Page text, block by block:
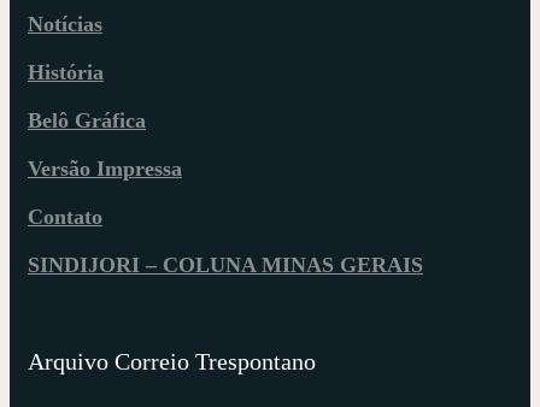
Notícias
História
Belô Gráfica
Versão Impressa
Contato
SINDIJORI – COLUNA MINAS GERAIS
Arquivo Correio Trespontano